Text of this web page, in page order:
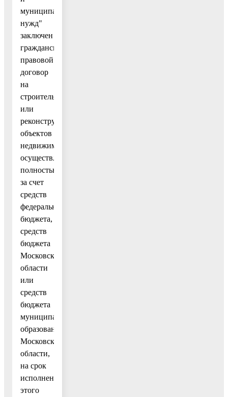
муниципальных
нужд"
заключен
гражданско-
правовой
договор
на
строительство
или
реконструкцию
объектов
недвижимости,
осуществляемый
полностью
за счет
средств
федерального
бюджета,
средств
бюджета
Московской
области
или
средств
бюджета
муниципального
образования
Московской
области,
на срок
исполнения
этого